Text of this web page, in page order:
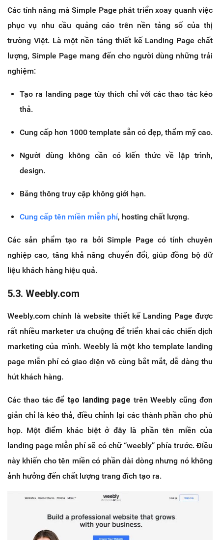
Các tính năng mà Simple Page phát triển xoay quanh việc
phục vụ nhu cầu quảng cáo trên nền tảng số của thị
trường Việt. Là một nền tảng thiết kế Landing Page chất
lượng, Simple Page mang đến cho người dùng những trải
nghiệm:
Tạo ra landing page tùy thích chỉ với các thao tác kéo
thả.
Cung cấp hơn 1000 template sẵn có đẹp, thẩm mỹ cao.
Người dùng không cần có kiến thức về lập trình,
design.
Băng thông truy cập không giới hạn.
Cung cấp tên miền miễn phí, hosting chất lượng.
Các sản phẩm tạo ra bởi Simple Page có tính chuyên
nghiệp cao, tăng khả năng chuyển đổi, giúp đồng bộ dữ
liệu khách hàng hiệu quả.
5.3. Weebly.com
Weebly.com chính là website thiết kế Landing Page được
rất nhiều marketer ưa chuộng để triển khai các chiến dịch
marketing của mình. Weebly là một kho template landing
page miễn phí có giao diện vô cùng bắt mắt, dễ dàng thu
hút khách hàng.
Các thao tác đểtạo landing page trên Weebly cũng đơn
giản chỉ là kéo thả, điều chỉnh lại các thành phần cho phù
hợp. Một điểm khác biệt ở đây là phần tên miền của
landing page miễn phí sẽ có chữ “weebly” phía trước. Điều
này khiến cho tên miền có phần dài dòng nhưng nó không
ảnh hưởng đến chất lượng trang đích tạo ra.